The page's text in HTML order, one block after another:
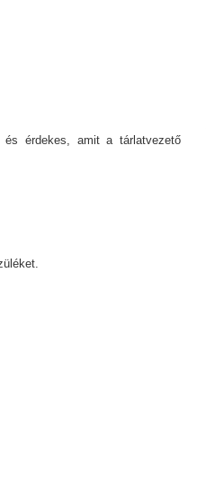
érdekes, amit a tárlatvezető